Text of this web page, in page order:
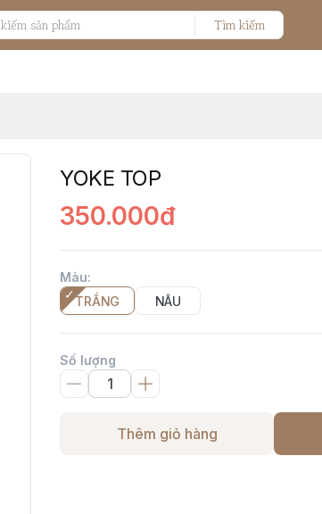
Tìm kiếm
YOKE TOP
350.000đ
Màu:
TRẮNG
NÂU
Số lượng
Thêm giỏ hàng